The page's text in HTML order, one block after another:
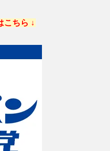
こちら ↓